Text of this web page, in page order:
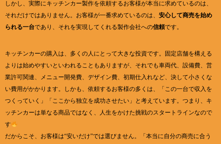
しかし、実際にキッチンカー製作を依頼するお客様が本当に求めているのは、
それだけではありません。お客様が一番求めているのは、 安心して商売を始め
られる一台であり、それを実現してくれる製作会社への信頼です。
キッチンカーの購入は、多くの人にとって大きな投資です。固定店舗を構える
よりは始めやすいといわれることもありますが、それでも車両代、設備費、営
業許可関連、メニュー開発費、デザイン費、初期仕入れなど、決して小さくな
い費用がかかります。しかも、依頼するお客様の多くは、「この一台で収入を
つくっていく」「ここから独立を成功させたい」と考えています。つまり、キ
ッチンカーは単なる商品ではなく、人生をかけた挑戦のスタートラインなので
す
だからこそ、お客様は“安いだけ”では選びません。「本当に自分の商売に合う